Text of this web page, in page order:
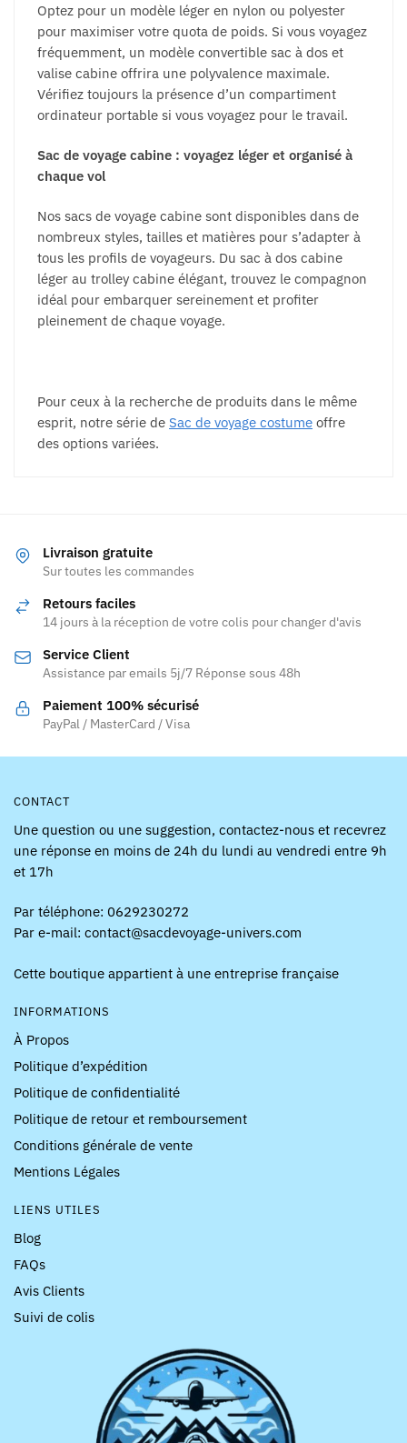
Optez pour un modèle léger en nylon ou polyester
pour maximiser votre quota de poids. Si vous voyagez
fréquemment, un modèle convertible sac à dos et
valise cabine offrira une polyvalence maximale.
Vérifiez toujours la présence d’un compartiment
ordinateur portable si vous voyagez pour le travail.
Sac de voyage cabine : voyagez léger et organisé à
chaque vol
Nos sacs de voyage cabine sont disponibles dans de
nombreux styles, tailles et matières pour s’adapter à
tous les profils de voyageurs. Du sac à dos cabine
léger au trolley cabine élégant, trouvez le compagnon
idéal pour embarquer sereinement et profiter
pleinement de chaque voyage.
Pour ceux à la recherche de produits dans le même
esprit, notre série de Sac de voyage costume offre
des options variées.
Livraison gratuite
Sur toutes les commandes
Retours faciles
14 jours à la réception de votre colis pour changer d'avis
Service Client
Assistance par emails 5j/7 Réponse sous 48h
Paiement 100% sécurisé
PayPal / MasterCard / Visa
CONTACT
Une question ou une suggestion, contactez-nous et recevrez
une réponse en moins de 24h du lundi au vendredi entre 9h
et 17h
Par téléphone: 0629230272
Par e-mail: contact@sacdevoyage-univers.com
Cette boutique appartient à une entreprise française
INFORMATIONS
À Propos
Politique d’expédition
Politique de confidentialité
Politique de retour et remboursement
Conditions générale de vente
Mentions Légales
LIENS UTILES
Blog
FAQs
Avis Clients
Suivi de colis